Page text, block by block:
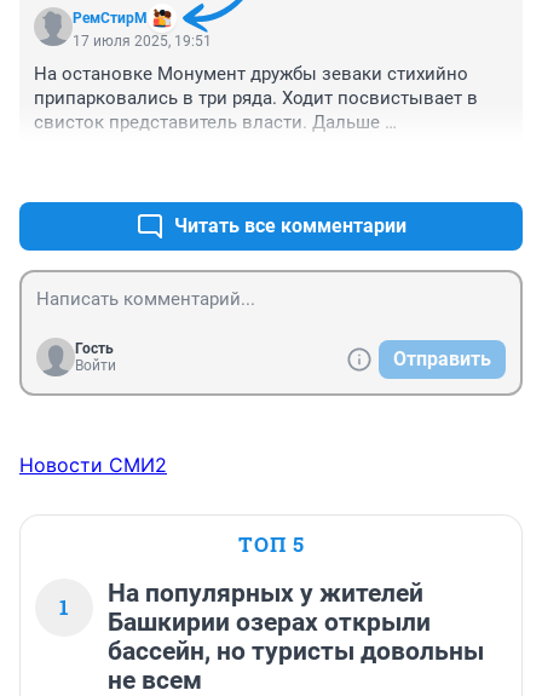
РемСтирМ
17 июля 2025, 19:51
На остановке Монумент дружбы зеваки cтихийно
припарковались в три ряда. Ходит посвистывает в
свисток представитель власти. Дальше
Читать все комментарии
Гость
Войти
Отправить
Новости СМИ2
ТОП 5
1
На популярных у жителей
Башкирии озерах открыли
бассейн, но туристы довольны
не всем